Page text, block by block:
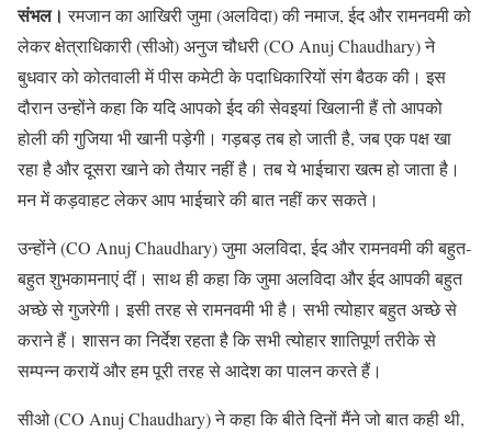
संभल। रमजान का आखिरी जुमा (अलविदा) की नमाज, ईद और रामनवमी को
लेकर क्षेत्राधिकारी (सीओ) अनुज चौधरी (CO Anuj Chaudhary) ने
बुधवार को कोतवाली में पीस कमेटी के पदाधिकारियों संग बैठक की। इस
दौरान उन्होंने कहा कि यदि आपको ईद की सेवइयां खिलानी हैं तो आपको
होली की गुजिया भी खानी पड़ेगी। गड़बड़ तब हो जाती है, जब एक पक्ष खा
रहा है और दूसरा खाने को तैयार नहीं है। तब ये भाईचारा खत्म हो जाता है।
मन में कड़वाहट लेकर आप भाईचारे की बात नहीं कर सकते।
उन्होंने (CO Anuj Chaudhary) जुमा अलविदा, ईद और रामनवमी की बहुत-
बहुत शुभकामनाएं दीं। साथ ही कहा कि जुमा अलविदा और ईद आपकी बहुत
अच्छे से गुजरेगी। इसी तरह से रामनवमी भी है। सभी त्योहार बहुत अच्छे से
कराने हैं। शासन का निर्देश रहता है कि सभी त्योहार शातिपूर्ण तरीके से
सम्पन्न करायें और हम पूरी तरह से आदेश का पालन करते हैं।
सीओ (CO Anuj Chaudhary) ने कहा कि बीते दिनों मैंने जो बात कही थी,